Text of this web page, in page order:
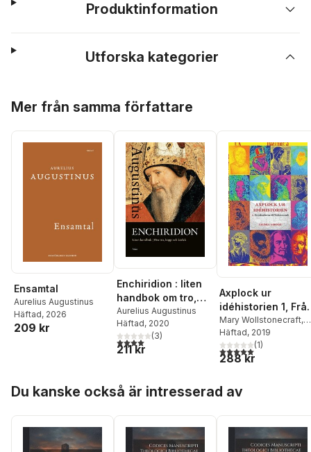
Produktinformation
Utforska kategorier
Mer från samma författare
Ensamtal
Aurelius Augustinus
Häftad, 2026
209 kr
Enchiridion : liten
handbok om tro,
hopp och kärlek
Aurelius Augustinus
Häftad, 2020
4,0utav 5 stjärnor. Totalt antal röster:
(3)
211 kr
Axplock ur
idéhistorien 1,
försokratikerna till
Wollstonecraft
Mary Wollstonecraft,
Thomas Hobbes
Astell,Aurelius
Augustinus
Häftad, 2019
5,0utav 5 stjärnor.
(1)
288 kr
Du kanske också är intresserad av